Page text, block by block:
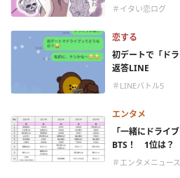
＃イタい恋ログ
恋する
初デートで「ド
返答LINE
＃LINEバトル5
エンタメ
「一緒にドライ
BTS！ 1位は？
＃エンタメニュース